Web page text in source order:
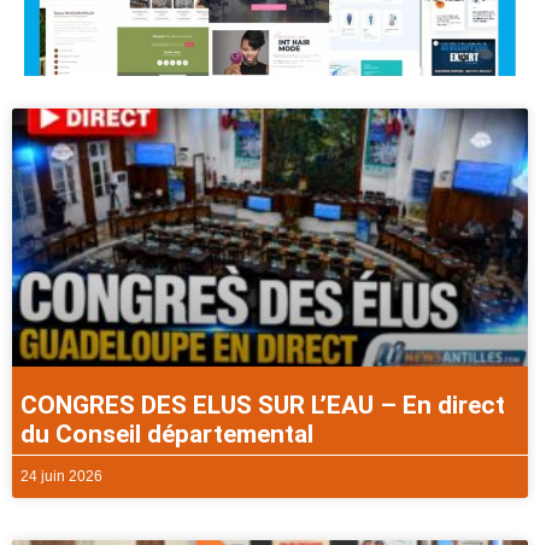
CONGRES DES ELUS SUR L’EAU – En direct
du Conseil départemental
24 juin 2026